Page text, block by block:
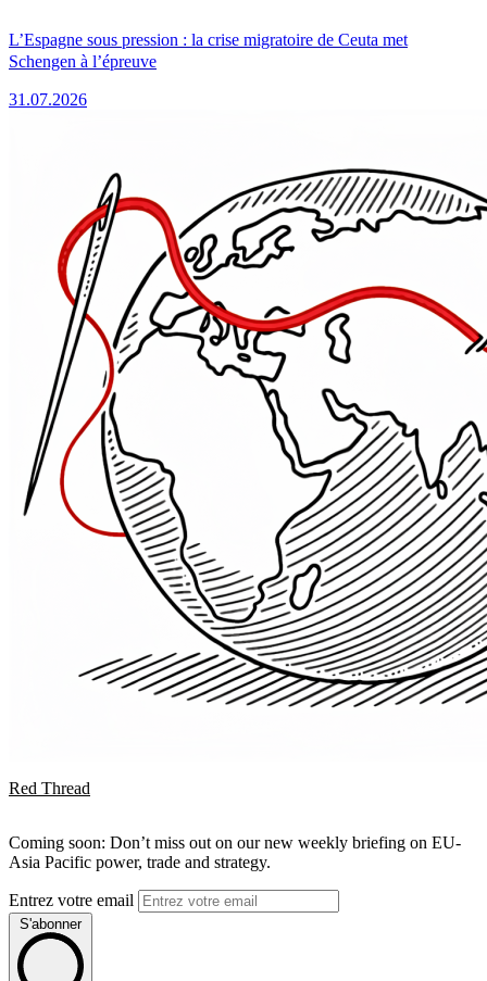
L’Espagne sous pression : la crise migratoire de Ceuta met
Schengen à l’épreuve
31.07.2026
Red Thread
Coming soon: Don’t miss out on our new weekly briefing on EU-
Asia Pacific power, trade and strategy.
Entrez votre email
S'abonner